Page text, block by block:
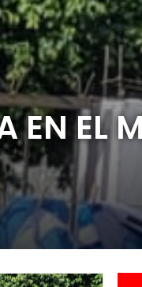
EN EL